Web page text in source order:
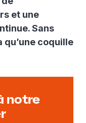
et une
Sans
coquille
notre